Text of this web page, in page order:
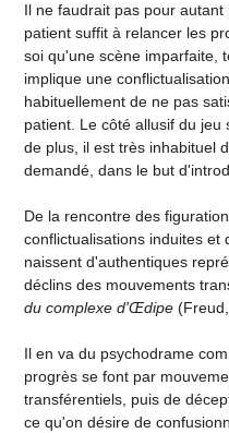
Il ne faudrait pas pour
patient suffit à relancer les
soi qu'une scène imparfaite,
implique une
habituellement de ne pas
patient. Le côté allusif du
de plus, il est très inhabituel
demandé, dans le but
De la rencontre des
conflictualisations induites et
naissent d'authentiques
déclins des mouvements
du complexe d'Œdipe
Il en va du psychodrame
progrès se font par
transférentiels, puis de
ce qu'on désire de